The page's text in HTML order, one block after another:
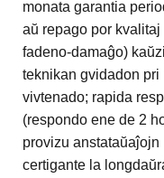
monata garantia
aŭ repago por
fadeno-damaĝo)
teknikan gvidadon
vivtenado; rapida
(respondo ene de 2
provizu anstataŭaĵojn
certigante la